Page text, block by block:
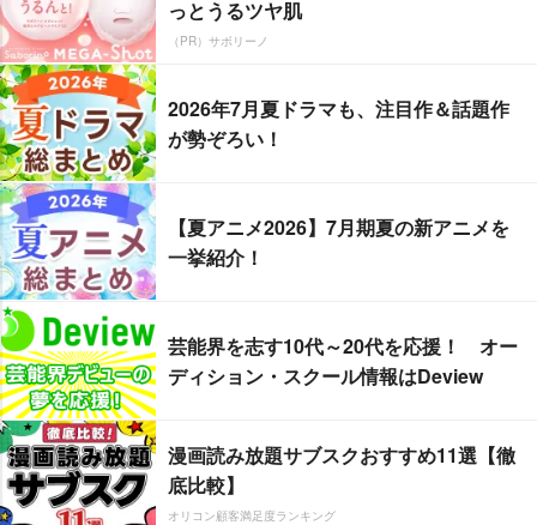
っとうるツヤ肌
（PR）サボリーノ
2026年7月夏ドラマも、注目作＆話題作
が勢ぞろい！
【夏アニメ2026】7月期夏の新アニメを
一挙紹介！
芸能界を志す10代～20代を応援！ オー
ディション・スクール情報はDeview
漫画読み放題サブスクおすすめ11選【徹
底比較】
オリコン顧客満足度ランキング